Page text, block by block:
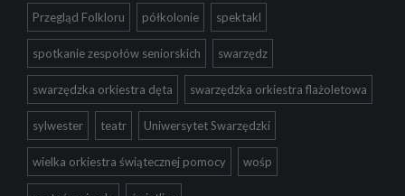
Przegląd Folkloru półkolonie spektakl
spotkanie zespołów seniorskich swarzędz
swarzędzka orkiestra dęta swarzędzka orkiestra flażoletowa
sylwester teatr Uniwersytet Swarzędzki
wielka orkiestra świątecznej pomocy wośp